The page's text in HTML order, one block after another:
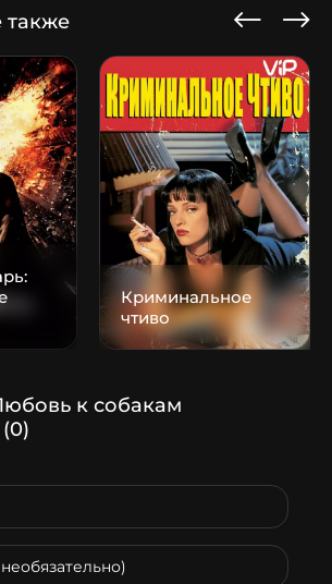
также
Криминальное
чтиво
к собакам
(0)